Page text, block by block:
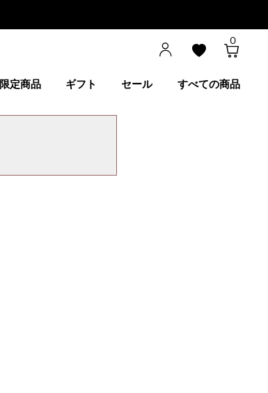
0
限定商品 ギフト セール すべての商品